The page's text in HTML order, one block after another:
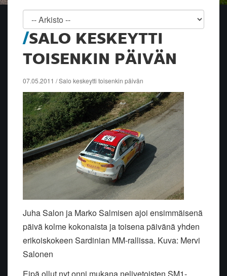
SALO KESKEYTTI
TOISENKIN PÄIVÄN
07.05.2011 / Salo keskeytti toisenkin päivän
Juha Salon ja Marko Salmisen ajoi ensimmäisenä
päivä kolme kokonaista ja toisena päivänä yhden
erikoiskokeen Sardinian MM-rallissa. Kuva: Mervi
Salonen
Eipä ollut nyt onni mukana nelivetoisten SM1-